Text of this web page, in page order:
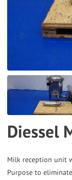
Diessel
Milk reception unit
Purpose to